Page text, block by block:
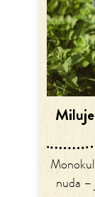
nuda –